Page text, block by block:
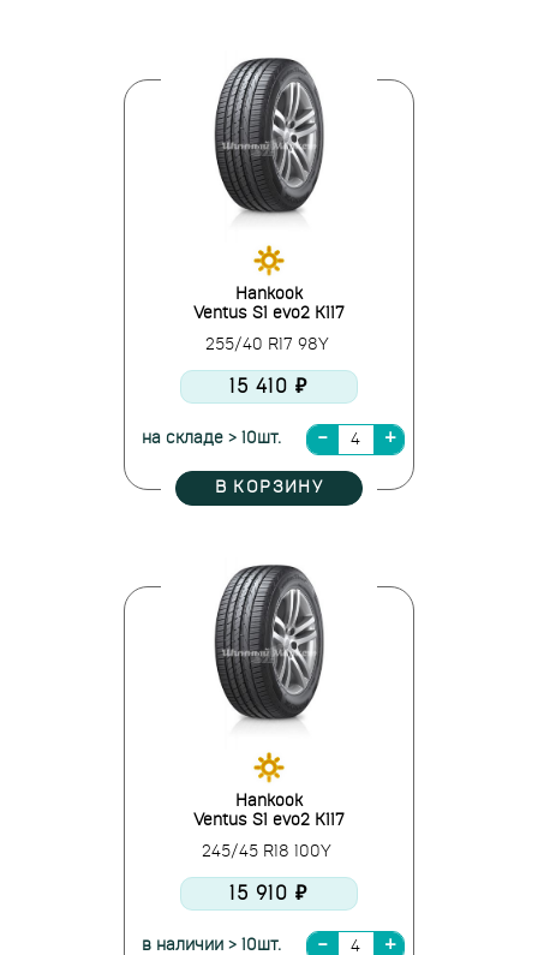
Hankook
Ventus S1 evo2 K117
255/40 R17 98Y
15 410 ₽
на складе > 10шт.
В КОРЗИНУ
Hankook
Ventus S1 evo2 K117
245/45 R18 100Y
15 910 ₽
в наличии > 10шт.